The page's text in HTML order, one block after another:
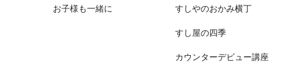
お子様も一緒に すしやのおかみ横丁
すし屋の四季
カウンターデビュー講座